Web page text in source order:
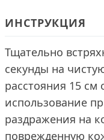
ИНСТРУКЦИЯ
Тщательно
секунды на
расстояния 15 см
использование
раздражения на
поврежденную